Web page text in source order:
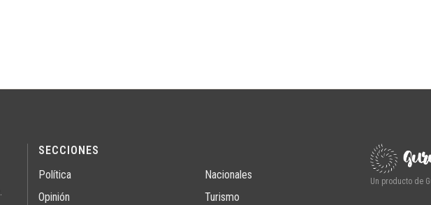
SECCIONES
Política
Opinión
Nacionales
Turismo
Un producto de